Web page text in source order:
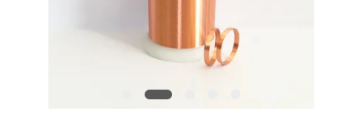
PRIVACY